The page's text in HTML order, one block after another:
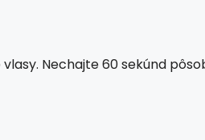
Nechajte 60 sekúnd